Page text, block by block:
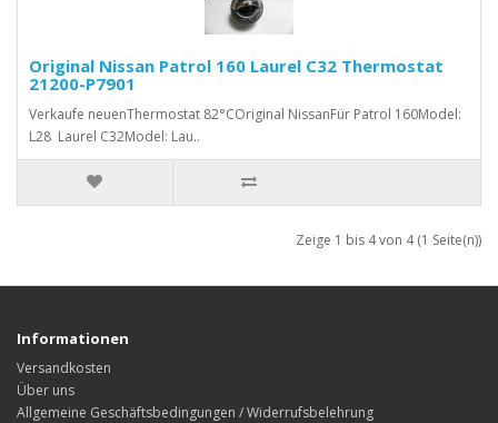
Original Nissan Patrol 160 Laurel C32 Thermostat
21200-P7901
Verkaufe neuenThermostat 82°COriginal NissanFür Patrol 160Model:
L28 Laurel C32Model: Lau..
Zeige 1 bis 4 von 4 (1 Seite(n))
Informationen
Versandkosten
Über uns
Allgemeine Geschäftsbedingungen / Widerrufsbelehrung